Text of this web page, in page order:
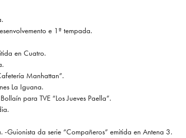
e 1ª tempada.
en Cuatro.
Manhattan”.
La Iguana.
para TVE “Los Jueves Paella”.
da serie “Compañeros” emitida en Antena 3.